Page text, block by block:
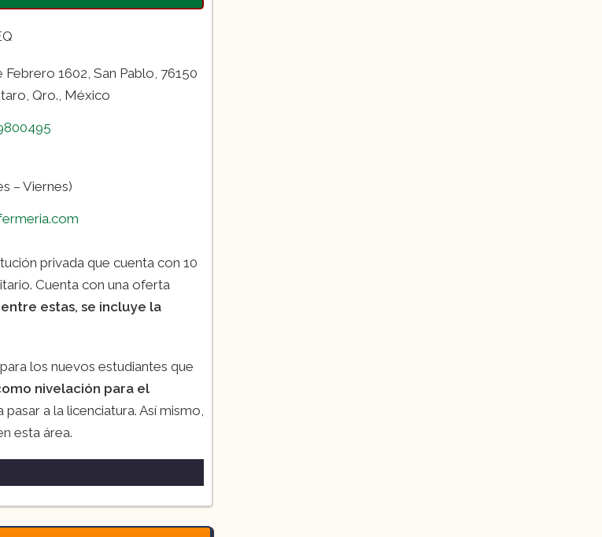
Febrero 1602, San Pablo, 76150
Qro., México
– Viernes)
privada que cuenta con 10
Cuenta con una oferta
estas, se incluye la
los nuevos estudiantes que
nivelación para el
a la licenciatura. Así mismo,
esta área.